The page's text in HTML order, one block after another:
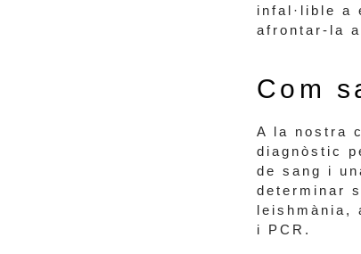
infal·lible a
afrontar-la
Com
A la nostra
diagnòstic
de sang i
determinar
leishmània,
i PCR.